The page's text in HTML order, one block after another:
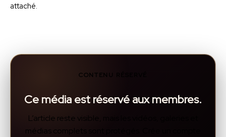
attaché.
CONTENU RÉSERVÉ
Ce média est réservé aux membres.
L’article reste visible, mais les vidéos, galeries et
médias complets sont protégés. Crée un compte